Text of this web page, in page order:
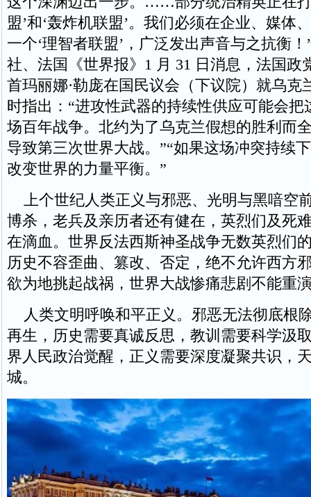
盟’和‘轰炸机联盟’。我们必须在企业、媒体
一个‘理智者联盟’，广泛发出声音与之抗衡
社、法国《世界报》1 月 31 日消息，法国政
首玛丽娜·勒庞在国民议会（下议院）就乌克
时指出：“进攻性武器的持续性供应可能会把
场百年战争。北约为了乌克兰假想的胜利而
导致第三次世界大战。”“如果这场冲突持续
改变世界的力量平衡。”
上个世纪人类正义与邪恶、光明与黑喑空
博杀，老兵及亲历者还有健在，英烈们及死
在滴血。世界反法西斯神圣战争无数英烈们
历史不容歪曲、篡改、否定，绝不允许西方
欲为地挑起战祸，世界大战惨痛悲剧不能重
人类文明呼唤和平正义。邪恶无法彻底根
再生，历史需要真诚反思，教训需要科学汲
界人民政治觉醒，正义需要深度凝聚共识，
城。